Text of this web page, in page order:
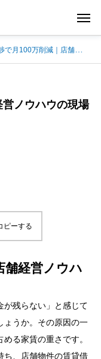
万削減｜店舗経営ノウハウの現場リアル
ノウハウの現場
ピーする
舗経営ノウハ
が残らない」と感じて
ょうか。その原因の一
る家賃の重さです。
ち、店舗物件の賃貸借